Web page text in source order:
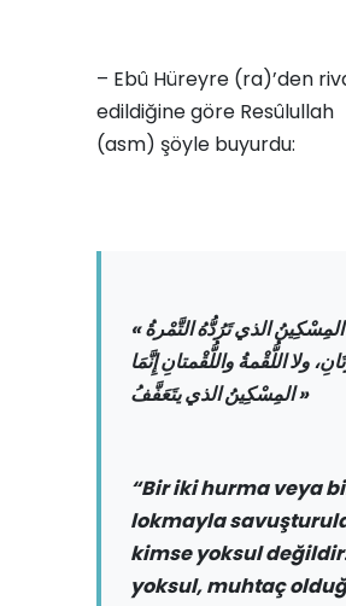
– Ebû Hüreyre (ra)’den
edildiğine göre Resûlullah
(asm) şöyle buyurdu:
« لَيْسَ المِسْكِينُ الذي تَرُدُّهُ التَّمْرةُ
ولا اللُّقْمةُ واللُّقْمتانِ إِنَّمَا
المِسْكِينُ الذي يتَعَفَّفُ »
“Bir iki hurma veya
lokmayla
kimse yoksul
yoksul, muhtaç